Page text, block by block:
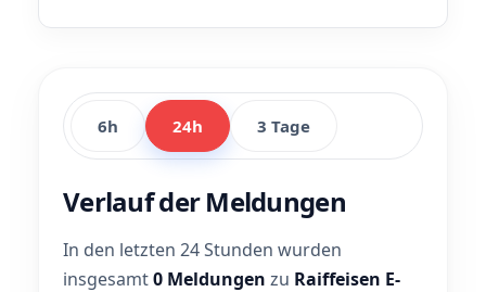
6h 24h 3 Tage
Verlauf der Meldungen
In den letzten 24 Stunden wurden
insgesamt0 Meldungen zu Raiffeisen E-